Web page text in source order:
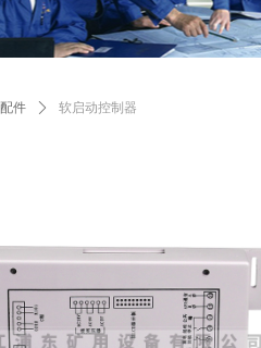
配件 ꄲ 软启动控制器